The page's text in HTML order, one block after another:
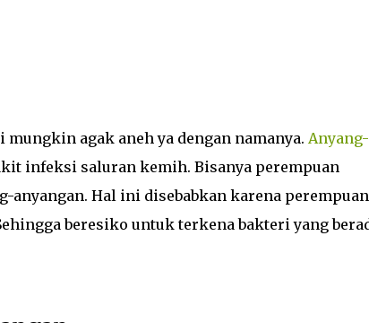
agak aneh ya dengan namanya. Anyang-
infeksi saluran kemih. Bisanya perempuan
anyangan. Hal ini disebabkan karena perempuan
beresiko untuk terkena bakteri yang